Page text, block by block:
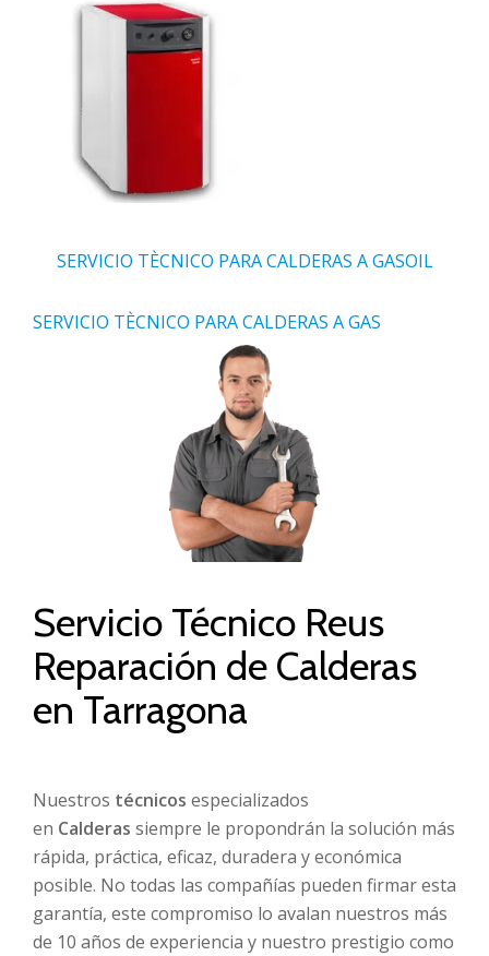
SERVICIO TÈCNICO PARA CALDERAS A GASOIL
SERVICIO TÈCNICO PARA CALDERAS A GAS
Servicio Técnico Reus
Reparación de Calderas
en Tarragona
Nuestros técnicos especializados
en Calderas siempre le propondrán la solución más
rápida, práctica, eficaz, duradera y económica
posible. No todas las compañías pueden firmar esta
garantía, este compromiso lo avalan nuestros más
de 10 años de experiencia y nuestro prestigio como